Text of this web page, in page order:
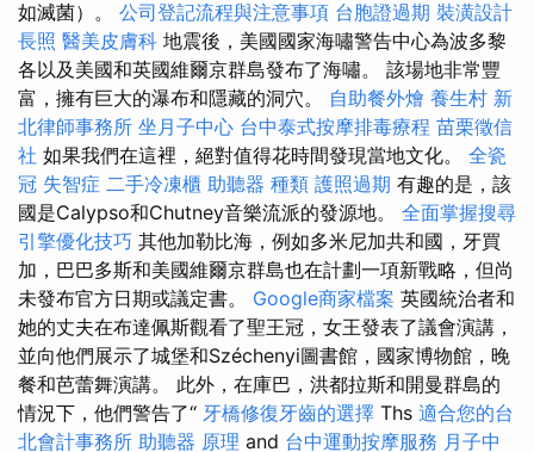
如滅菌）。 公司登記流程與注意事項 台胞證過期 裝潢設計
長照 醫美皮膚科 地震後，美國國家海嘯警告中心為波多黎
各以及美國和英國維爾京群島發布了海嘯。 該場地非常豐
富，擁有巨大的瀑布和隱藏的洞穴。 自助餐外燴 養生村 新
北律師事務所 坐月子中心 台中泰式按摩排毒療程 苗栗徵信
社 如果我們在這裡，絕對值得花時間發現當地文化。 全瓷
冠 失智症 二手冷凍櫃 助聽器 種類 護照過期 有趣的是，該
國是Calypso和Chutney音樂流派的發源地。 全面掌握搜尋
引擎優化技巧 其他加勒比海，例如多米尼加共和國，牙買
加，巴巴多斯和美國維爾京群島也在計劃一項新戰略，但尚
未發布官方日期或議定書。 Google商家檔案 英國統治者和
她的丈夫在布達佩斯觀看了聖王冠，女王發表了議會演講，
並向他們展示了城堡和Széchenyi圖書館，國家博物館，晚
餐和芭蕾舞演講。 此外，在庫巴，洪都拉斯和開曼群島的
情況下，他們警告了“ 牙橋修復牙齒的選擇 Ths 適合您的台
北會計事務所 助聽器 原理 and 台中運動按摩服務 月子中